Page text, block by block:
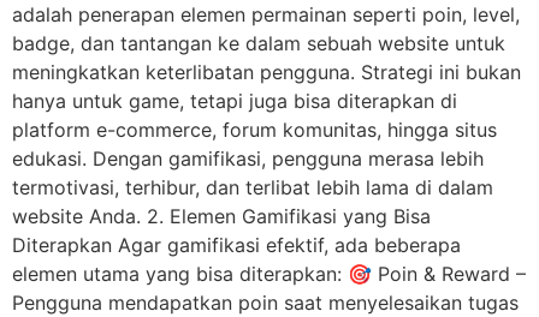
adalah penerapan elemen permainan seperti poin, level,
badge, dan tantangan ke dalam sebuah website untuk
meningkatkan keterlibatan pengguna. Strategi ini bukan
hanya untuk game, tetapi juga bisa diterapkan di
platform e-commerce, forum komunitas, hingga situs
edukasi. Dengan gamifikasi, pengguna merasa lebih
termotivasi, terhibur, dan terlibat lebih lama di dalam
website Anda. 2. Elemen Gamifikasi yang Bisa
Diterapkan Agar gamifikasi efektif, ada beberapa
elemen utama yang bisa diterapkan: 🎯 Poin & Reward –
Pengguna mendapatkan poin saat menyelesaikan tugas